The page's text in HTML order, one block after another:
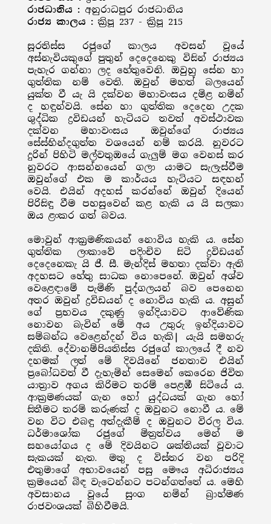
රාජධානිය : අනුරාධපුර රාජධානිය
රාජ්‍ය කාලය : ක්‍රිපූ 237 - ක්‍රිපූ 215
සූරතිස්ස රජුගේ කාලය අවසන් වූයේ
අස්නැවියකුගේ පුතුන් දෙදෙනෙකු විසින් රාජ්‍යය
පැහැර ගන්නා ලද හේතුවෙනි. ඔවුහු සේන හා
ගුත්තික නම් වෙති. ඔවුන් මහත් බලයෙන්
යුක්ත වී යැ යි දක්වන මහාවංසය දමිළ නමින්
ද හඳුන්වයි. සේන හා ගුත්තික දෙදෙන උදක
ශුද්ධික ද්‍රවිඩයන් හැටියට තවත් අවස්ථාවක
දක්වන මහාවංසය ඔවුන්ගේ රාජ්‍යය
සේස්හින්දගුත්ත වශයෙන් නම් කරයි. නුවරට
දුරින් පිහිටි මල්වතුඔයේ ගැලුම් මග වෙනස් කර
නුවරට ආසන්නයෙන් ගලා යාමට සැලැස්වීම
ඔවුන්ගේ එක ම කාර්යය හැටියට සඳහන්
වෙයි. එයින් අදහස් කරන්නේ ඔවුන් දියෙන්
පිරිසිඳු වීම පහසුවෙන් කළ හැකි ය යි සලකා
ඔය ළංකර ගත් බවය.
මොවුන් ආක්‍ර‍්‍රමණිකයන් නොවිය හැකි ය. සේන
ගුත්තික ලංකාවේ පදිංචිව සිටි ද්‍රවිඩයන්
දෙදෙනෙකැ යි ජී. සී. මැන්දිස් මහතා දක්වා ඇති
අදහසට හේතු සාධක නොපෙනේ. ඔවුන් අශ්ව
වෙළෙඳාමේ පැමිණි පුද්ගලයන් බව පෙනෙන
අතර ඔවුන් ද්‍රවිඩයන් ද නොවිය හැකි ය. අසුන්
ගේ ප්‍රභවය දකුණු ඉන්දියාවට ආවේණික
නොවන බැවින් මේ අය උතුරු ඉන්දියාවට
සම්බන්ධ වෙළෙන්දන් විය හැකි| යැයි සමහරු
දකිති. දේවානම්පියතිස්ස රජුගේ කාලයේ දී නව
දහමක් ලත් මේ දිවයිනේ ජනතාව එයින්
ප්‍රබෝධවත් වී දැහැමින් සෙමෙන් කෙරෙන ජිවිත
යාත්‍රාව අගය කිරිමට තරම් පෙළඹී සිටියේ ය.
ආක්‍රමණයක් ගැන හෝ යුද්ධයක් ගැන හෝ
සිතීමට තරම් කරුණක් ද ඔවුනට නොවී ය. මේ
වන විට එබඳු අත්දැකීම් ද ඔවුනට විරල විය.
ධර්මාශෝක රජුගේ මිත්‍රත්වය මෙන් ම
සහයෝගය ද මේ දිවයිනට ශක්තියක් වූවාට
සැකයක් නැත. මතු ද විස්තර වන පරිදි
එතුමාගේ අභාවයෙන් පසු මෞය අධිරාජ්‍යය
ක්‍රමයෙන් බිඳ වැටෙන්නට පටන්ගත්තේ ය. මෙහි
අවසානය වූයේ සුංග නමින් බ්‍රාහ්මණ
රාජවංශයක් බිහිවීමයි.